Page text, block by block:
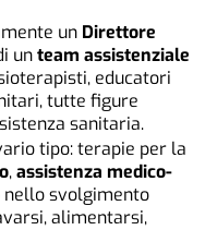
un Direttore
unteam assistenziale
educatori
tutte figure
sanitaria.
tipo: terapie per la
,assistenza medico-
nello svolgimento
alimentarsi,